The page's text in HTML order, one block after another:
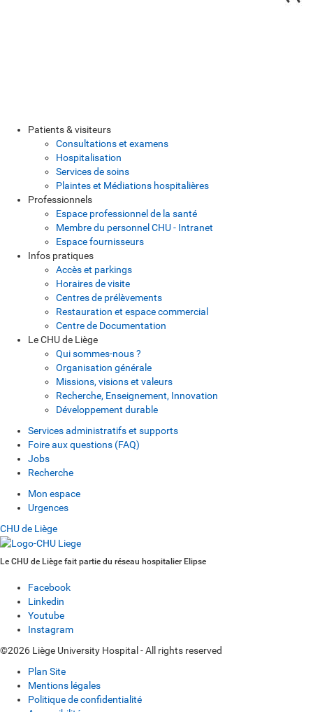
Patients & visiteurs
Consultations et examens
Hospitalisation
Services de soins
Plaintes et Médiations hospitalières
Professionnels
Espace professionnel de la santé
Membre du personnel CHU - Intranet
Espace fournisseurs
Infos pratiques
Accès et parkings
Horaires de visite
Centres de prélèvements
Restauration et espace commercial
Centre de Documentation
Le CHU de Liège
Qui sommes-nous ?
Organisation générale
Missions, visions et valeurs
Recherche, Enseignement, Innovation
Développement durable
Services administratifs et supports
Foire aux questions (FAQ)
Jobs
Recherche
Mon espace
Urgences
CHU de Liège
Le CHU de Liège fait partie du réseau hospitalier Elipse
Facebook
Linkedin
Youtube
Instagram
©2026 Liège University Hospital - All rights reserved
Plan Site
Mentions légales
Politique de confidentialité